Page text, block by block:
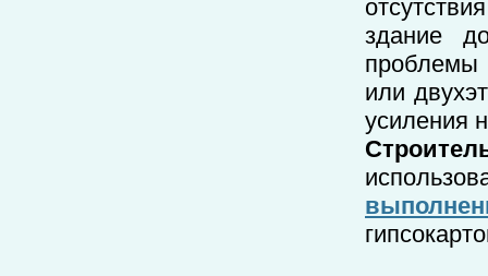
здание
проблемы
или
усиления